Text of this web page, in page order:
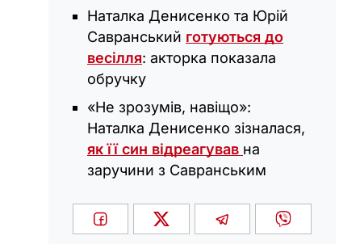
Наталка Денисенко та Юрій
Савранський готуються до
весілля: акторка показала
обручку
«Не зрозумів, навіщо»:
Наталка Денисенко зізналася,
як її син відреагував на
заручини з Савранським